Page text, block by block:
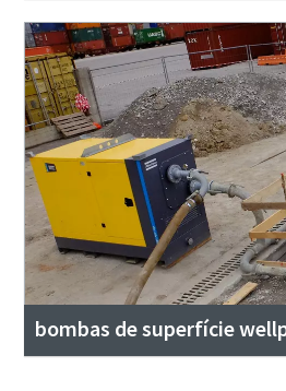
bombas de superfície